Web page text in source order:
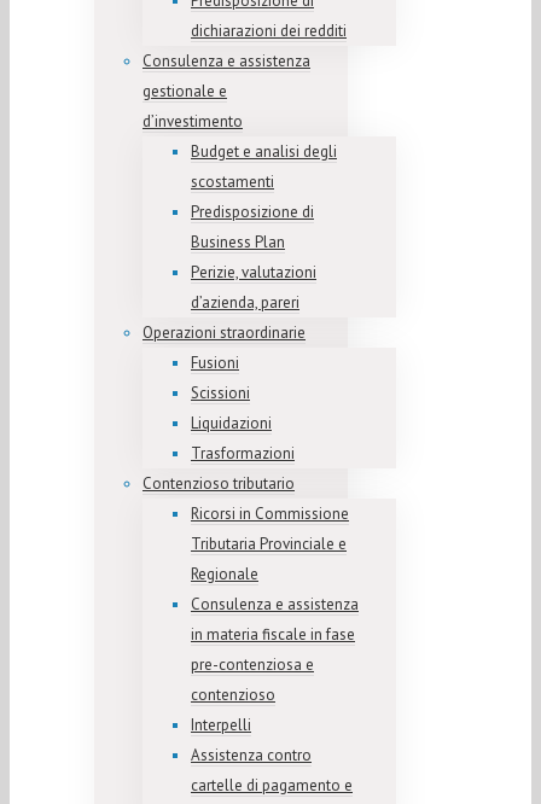
dichiarazioni dei redditi
Consulenza e assistenza
gestionale e
d’investimento
Budget e analisi degli
scostamenti
Predisposizione di
Business Plan
Perizie, valutazioni
d’azienda, pareri
Operazioni straordinarie
Fusioni
Scissioni
Liquidazioni
Trasformazioni
Contenzioso tributario
Ricorsi in Commissione
Tributaria Provinciale e
Regionale
Consulenza e assistenza
in materia fiscale in fase
pre-contenziosa e
contenzioso
Interpelli
Assistenza contro
cartelle di pagamento e